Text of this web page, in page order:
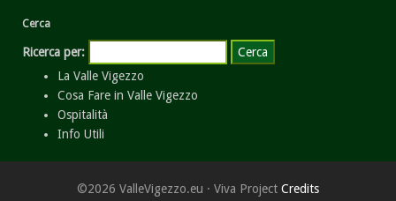
Cerca
Ricerca per:
La Valle Vigezzo
Cosa Fare in Valle Vigezzo
Ospitalità
Info Utili
©2026 ValleVigezzo.eu · Viva Project Credits